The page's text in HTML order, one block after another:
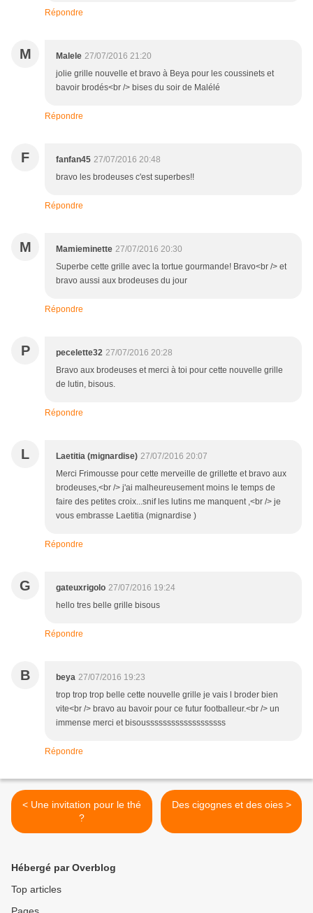
Répondre
M Malele 27/07/2016 21:20
jolie grille nouvelle et bravo à Beya pour les coussinets et
bavoir brodés<br /> bises du soir de Malélé
Répondre
F fanfan45 27/07/2016 20:48
bravo les brodeuses c'est superbes!!
Répondre
M Mamieminette 27/07/2016 20:30
Superbe cette grille avec la tortue gourmande! Bravo<br /> et
bravo aussi aux brodeuses du jour
Répondre
P pecelette32 27/07/2016 20:28
Bravo aux brodeuses et merci à toi pour cette nouvelle grille
de lutin, bisous.
Répondre
L Laetitia (mignardise) 27/07/2016 20:07
Merci Frimousse pour cette merveille de grillette et bravo aux
brodeuses,<br /> j'ai malheureusement moins le temps de
faire des petites croix...snif les lutins me manquent ,<br /> je
vous embrasse Laetitia (mignardise )
Répondre
G gateuxrigolo 27/07/2016 19:24
hello tres belle grille bisous
Répondre
B beya 27/07/2016 19:23
trop trop trop belle cette nouvelle grille je vais l broder bien
vite<br /> bravo au bavoir pour ce futur footballeur.<br /> un
immense merci et bisousssssssssssssssssss
Répondre
< Une invitation pour le thé
?
Des cigognes et des oies >
Hébergé par Overblog
Top articles